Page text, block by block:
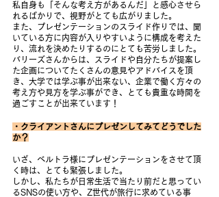
私自身も「そんな考え方があるんだ」と感心させら
れるばかりで、視野がとても広がりました。
また、プレゼンテーションのスライド作りでは、聞
いている方に内容が入りやすいように構成を考えた
り、流れを決めたりするのにとても苦労しました。
バリーズさんからは、スライドや自分たちが提案し
た企画についてたくさんの意見やアドバイスを頂
き、大学では学ぶ事が出来ない、企業で働く方々の
考え方や見方を学ぶ事ができ、とても貴重な時間を
過ごすことが出来ています！
・クライアントさんにプレゼンしてみてどうでした
か？
いざ、ベルトラ様にプレゼンテーションをさせて頂
く時は、とても緊張しました。
しかし、私たちが日常生活で当たり前だと思ってい
るSNSの使い方や、Z世代が旅行に求めている事